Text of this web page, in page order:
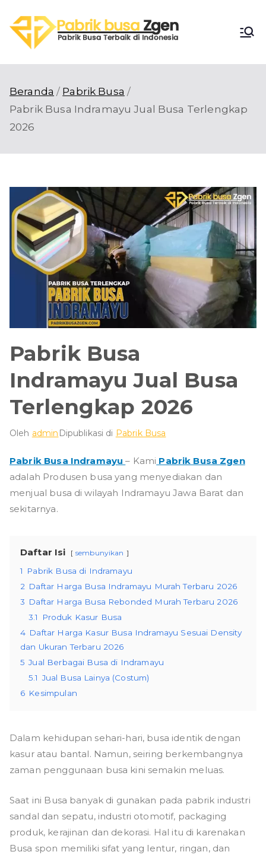
ke
konten
Pabri
Busa
Beranda
Pabrik Busa
Pabrik Busa Indramayu Jual Busa Terlengkap
2026
Pabrik Busa
Indramayu Jual Busa
Terlengkap 2026
Oleh admin Dipublikasi di Pabrik Busa
Pabrik Busa Indramayu– Kami Pabrik Busa Zgen
adalah Produsen busa yang menyediakan dan
menjual busa di wilayah Indramayu Jawa Barat dan
sekitarnya.
Daftar Isi sembunyikan
1
Pabrik Busa di Indramayu
2 Daftar Harga Busa Indramayu Murah Terbaru 2026
3 Daftar Harga Busa Rebonded Murah Terbaru 2026
3.1
Produk Kasur Busa
4 Daftar Harga Kasur Busa Indramayu Sesuai Density
dan Ukuran Terbaru 2026
5 Jual Berbagai Busa di Indramayu
5.1 Jual Busa Lainya (Costum)
6 Kesimpulan
Dalam kehidupan sehari-hari, busa identik dengan
kasur atau bantal. Namun, seiring berkembangnya
zaman penggunaan busa kini semakin meluas.
Saat ini Busa banyak di gunakan pada pabrik industri
sandal dan sepatu, industri otomotif, packaging
produk, kerajinan dan dekorasi. Hal itu di karenakan
Busa spon memiliki sifat yang lentur, ringan, dan